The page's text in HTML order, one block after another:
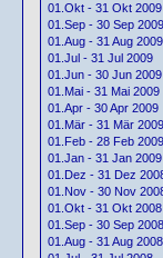
01.Okt - 31 Okt 2009
01.Sep - 30 Sep 2009
01.Aug - 31 Aug 2009
01.Jul - 31 Jul 2009
01.Jun - 30 Jun 2009
01.Mai - 31 Mai 2009
01.Apr - 30 Apr 2009
01.Mär - 31 Mär 2009
01.Feb - 28 Feb 2009
01.Jan - 31 Jan 2009
01.Dez - 31 Dez
01.Nov - 30 Nov
01.Okt - 31 Okt 2008
01.Sep - 30 Sep 2008
01.Aug - 31 Aug 2008